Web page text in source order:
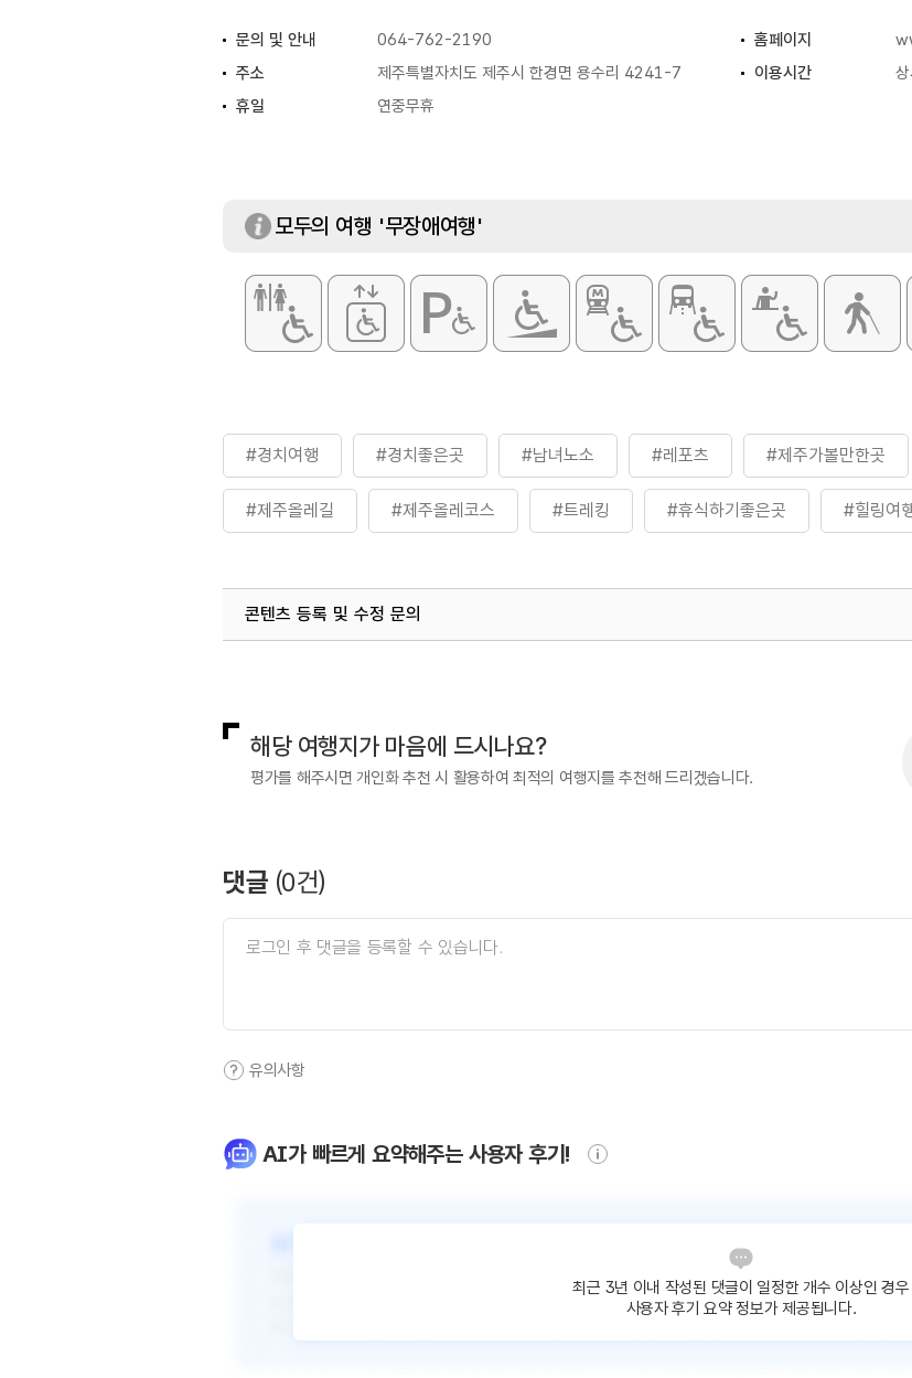
문의 및 안내 064-762-2190 홈페이지
주소
제주특별자치도 제주시 한경면 용수리 4241-7 이용시간
휴일
연중무휴
모두의 여행 '무장애여행'
#경치여행 #경치좋은곳 #남녀노소 #레포츠 #제주가볼만한곳
#제주올레길 #제주올레코스 #트레킹 #휴식하기좋은곳 #힐링여
콘텐츠 등록 및 수정 문의
해당 여행지가 마음에 드시나요?
평가를 해주시면 개인화 추천 시 활용하여 최적의 여행지를 추천해 드리겠습니다.
댓글 (0건)
유의사항
AI가 빠르게 요약해주는 사용자 후기!
최근 3년 이내 작성된 댓글이 일정한 개수 이상인 경우
사용자 후기 요약 정보가 제공됩니다.